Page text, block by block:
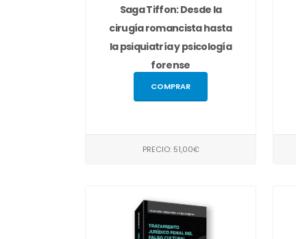
Saga Tiffon: Desde la
cirugía romancista hasta
la psiquiatría y psicología
forense
COMPRAR
PRECIO: 51,00€